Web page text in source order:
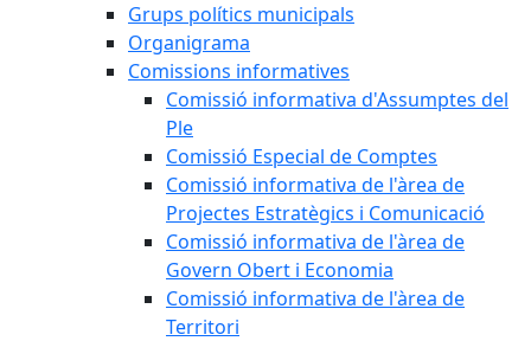
Grups polítics municipals
Organigrama
Comissions informatives
Comissió informativa d'Assumptes del
Ple
Comissió Especial de Comptes
Comissió informativa de l'àrea de
Projectes Estratègics i Comunicació
Comissió informativa de l'àrea de
Govern Obert i Economia
Comissió informativa de l'àrea de
Territori